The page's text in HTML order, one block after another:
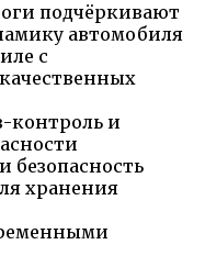
подчёркивают
автомобиля
с
контроль и
безопасность
хранения